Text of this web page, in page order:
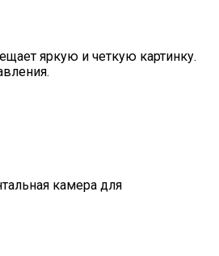
яркую и четкую картинку.
камера для